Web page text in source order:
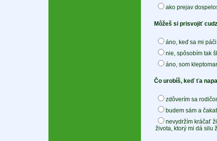
ako prejav
Môžeš si prisvojiť
áno, keď sa mi
nie, spôsobím tak
áno, som
Čo urobíš, keď ťa
zdôverím sa
budem sám a
nevydržím kráčať
života, ktorý mi dá silu